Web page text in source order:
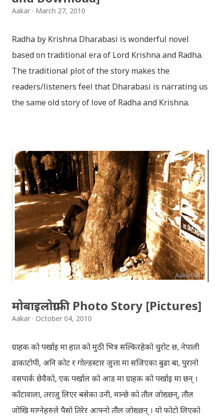
Aakar March 27, 2010
Radha by Krishna Dharabasi is wonderful novel
based on traditional era of Lord Krishna and Radha.
The traditional plot of the story makes the
readers/listeners feel that Dharabasi is narrating us
the same old story of love of Radha and Krishna.
it speaks of so many hidden things that we will be
amazed while ending it up. Radha and Krishna are
the eternal lovers. Lord Krishna and Radha are
together since childhood. But in teenage they are
separated (as in the traditional story) and Lord
Krishna has to go away leaving Vindraban for
fulfilling the task for which he has taken birth.This
brings tragedy to Radha and all the people in
Vindraban. Radha waits for Krishna to arrive but he
Later she sets out as a Yogini in a long voyage to
search self, leaving her parents. She is accompanied
by her friend Bisakha everywhere she went. Radha
faces...
मोबाइलोग्राफी Photo Story [Pictures]
Aakar October 04, 2010
ग्राहक को पर्खाइ मा हात को मुठी भित्र सल्किरहेको चुरोट छ, नेपाली
ढाकाटोपी, अनि कोट र गोल्डस्टार जुत्ता मा सजिएका बुढा बा, पुरानो
वसपार्क छेवैको, एक पर्खाल को आड मा ग्राहक को पर्खाइ मा छन् ।
काँटावाला, तराजु लिएर बसेका उनी, मान्छे को तौल जोख्छन्, तौल
जोखि माग्नेहरुले पैसो तिरेर आफ्नो तौल जोख्छन् । यो फोटो लिएको